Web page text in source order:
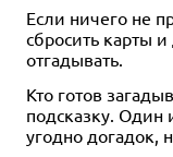
Если ничего не
сбросить карты
отгадывать.
Кто готов
подсказку. Один
угодно догадок,